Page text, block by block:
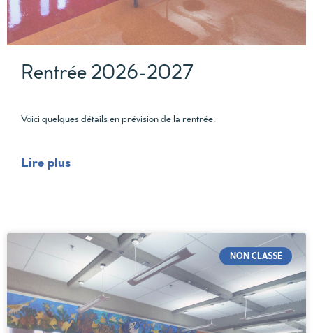
Rentrée 2026-2027
Voici quelques détails en prévision de la rentrée.
Lire plus
NON CLASSÉ